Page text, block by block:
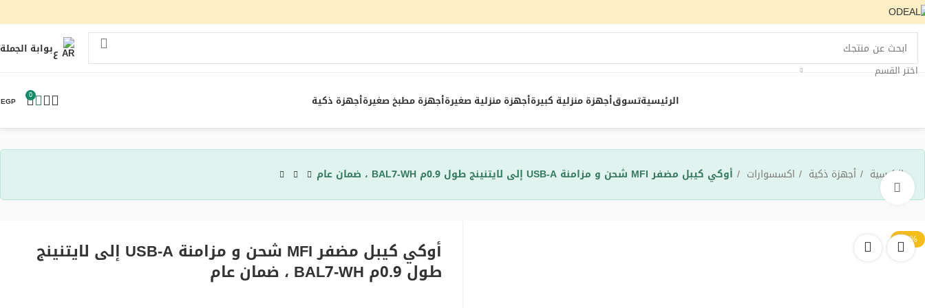
اختر القسم
عبوابة الجملة
الرئيسيةتسوقأجهزة منزلية كبيرةأجهزة منزلية صغيرةأجهزة مطبخ صغيرةأجهزة ذكية 0
EGP
الرئيسية أجهزة ذكية اكسسوارات أوكي كيبل مضفر MFI شحن و مزامنة USB-A إلى لايتنينج طول 0.9م BAL7-WH ، ضمان عام
-20% أوكي كيبل مضفر MFI شحن و مزامنة USB-A إلى لايتنينج
طول 0.9م BAL7-WH ، ضمان عام